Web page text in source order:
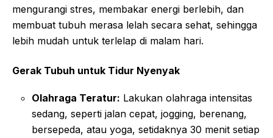
mengurangi stres, membakar energi berlebih, dan
membuat tubuh merasa lelah secara sehat, sehingga
lebih mudah untuk terlelap di malam hari.
Gerak Tubuh untuk Tidur Nyenyak
Olahraga Teratur: Lakukan olahraga intensitas
sedang, seperti jalan cepat, jogging, berenang,
bersepeda, atau yoga, setidaknya 30 menit setiap